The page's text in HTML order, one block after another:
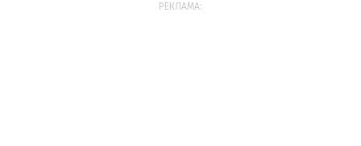
РЕКЛАМА: